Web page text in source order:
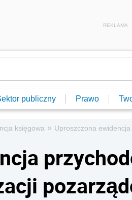
REKLAMA
publiczny Prawo
księgowa » Uproszczona